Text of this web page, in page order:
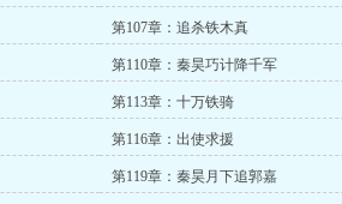
第107章：追杀铁木真
第110章：秦昊巧计降千军
第113章：十万铁骑
第116章：出使求援
第119章：秦昊月下追郭嘉